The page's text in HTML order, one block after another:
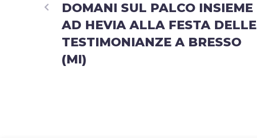
DOMANI SUL PALCO INSIEME
AD HEVIA ALLA FESTA DELLE
TESTIMONIANZE A BRESSO
(MI)